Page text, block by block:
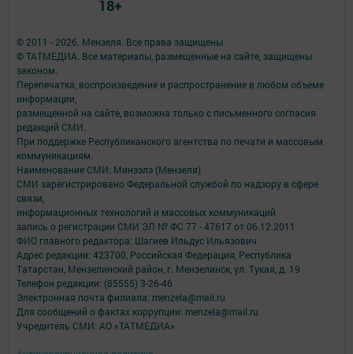
© 2011 - 2026. Мензеля. Все права защищены.
© ТАТМЕДИА. Все материалы, размещенные на сайте, защищены
законом.
Перепечатка, воспроизведение и распространение в любом объеме
информации,
размещенной на сайте, возможна только с письменного согласия
редакций СМИ.
При поддержке Республиканского агентства по печати и массовым
коммуникациям.
Наименование СМИ: Минзэлэ (Мензеля)
СМИ зарегистрировано Федеральной службой по надзору в сфере
связи,
информационных технологий и массовых коммуникаций
запись о регистрации СМИ ЭЛ № ФС 77 - 47617 от 06.12.2011
ФИО главного редактора: Шагиев Ильдус Ильязович
Адрес редакции: 423700, Российская Федерация, Республика
Татарстан, Мензелинский район, г. Мензелинск, ул. Тукая, д. 19
Телефон редакции: (85555) 3-26-46
Электронная почта филиала: menzela@mail.ru
Для сообщений о фактах коррупции: menzela@mail.ru
Учредитель СМИ: АО «ТАТМЕДИА»
18+